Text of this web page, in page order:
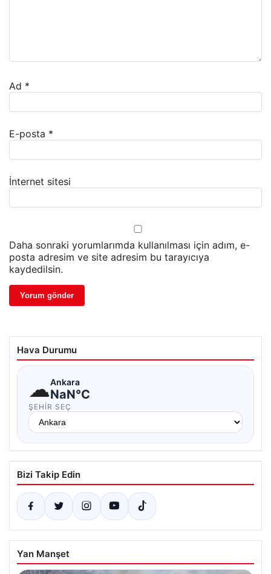
Ad *
E-posta *
İnternet sitesi
Daha sonraki yorumlarımda kullanılması için adım, e-
posta adresim ve site adresim bu tarayıcıya
kaydedilsin.
Hava Durumu
☁Ankara
NaN°C
ŞEHIR SEÇ
Bizi Takip Edin
Yan Manşet